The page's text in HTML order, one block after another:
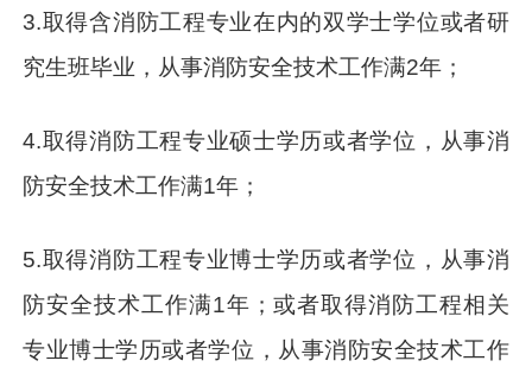
3.取得含消防工程专业在内的双学士学位或者研
究生班毕业，从事消防安全技术工作满2年；
4.取得消防工程专业硕士学历或者学位，从事消
防安全技术工作满1年；
5.取得消防工程专业博士学历或者学位，从事消
防安全技术工作满1年；或者取得消防工程相关
专业博士学历或者学位，从事消防安全技术工作